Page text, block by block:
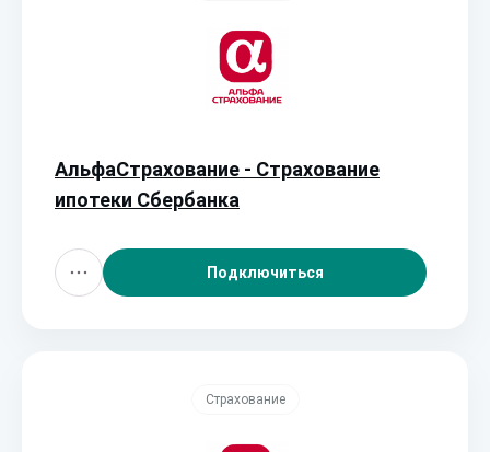
АльфаСтрахование - Страхование
ипотеки Сбербанка
Подключиться
Страхование